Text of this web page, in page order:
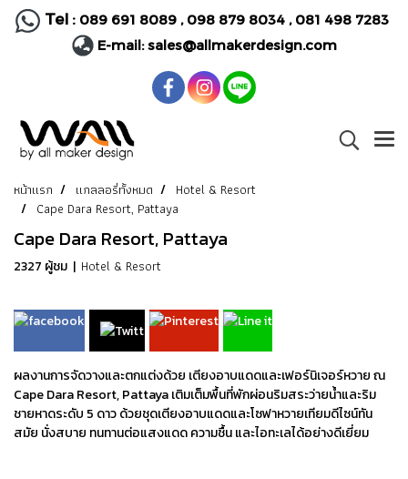
Tel : 089 691 8089, 098 879 8034 , 081 498 7283
E-mail:sales@allmakerdesign.com
หน้าแรก แกลลอรี่ทั้งหมด
Hotel & Resort
Cape Dara Resort, Pattaya
Cape Dara Resort, Pattaya
2327 ผู้ชม | Hotel & Resort
ผลงานการจัดวางและตกแต่งด้วย เตียงอาบแดดและเฟอร์นิเจอร์หวาย ณ
Cape Dara Resort, Pattaya เติมเต็มพื้นที่พักผ่อนริมสระว่ายน้ำและริม
ชายหาดระดับ 5 ดาว ด้วยชุดเตียงอาบแดดและโซฟาหวายเทียมดีไซน์ทัน
สมัย นั่งสบาย ทนทานต่อแสงแดด ความชื้น และไอทะเลได้อย่างดีเยี่ยม